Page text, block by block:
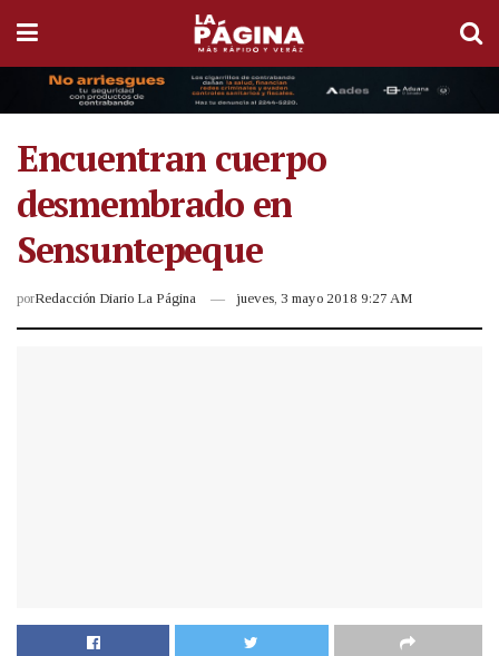
Encuentran cuerpo
desmembrado en
Sensuntepeque
porRedacción Diario La Página jueves, 3 mayo 2018 9:27 AM